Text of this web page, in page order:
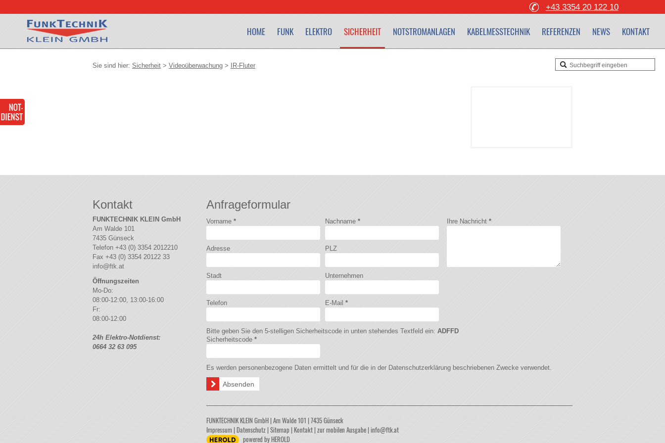
+43 3354 20 122 10
HOME FUNK ELEKTRO SICHERHEIT NOTSTROMANLAGEN KABELMESSTECHNIK REFERENZEN NEWS KONTAKT
Sie sind hier: Sicherheit > Videoüberwachung > IR-Fluter
Kontakt
FUNKTECHNIK KLEIN GmbH
Am Walde 101
7435 Günseck
Telefon +43 (0) 3354 2012210
Fax +43 (0) 3354 20122 33
info@ftk.at
Öffnungszeiten
Mo-Do:
08:00-12:00, 13:00-16:00
Fr:
08:00-12:00
24h Elektro-Notdienst:
0664 32 63 095
Anfrageformular
Vorname * Nachname *
Adresse PLZ
Stadt Unternehmen
Telefon E-Mail *
Ihre Nachricht *
Bitte geben Sie den 5-stelligen Sicherheitscode in unten stehendes Textfeld ein: ADFFD
Sicherheitscode *
Es werden personenbezogene Daten ermittelt und für die in der Datenschutzerklärung beschriebenen Zwecke verwendet.
FUNKTECHNIK KLEIN GmbH |Am Walde 101 |7435Günseck
Impressum |Datenschutz |Sitemap | Kontakt |zur mobilen Ausgabe |info@ftk.at
powered by HEROLD